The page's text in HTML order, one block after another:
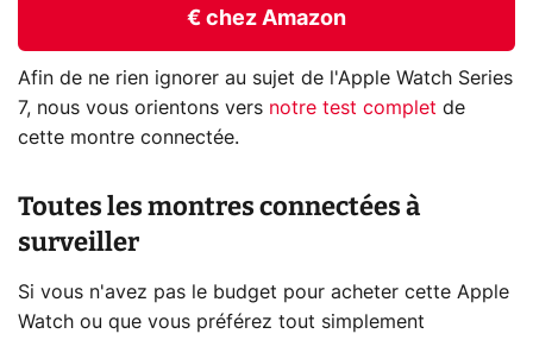
€ chez Amazon
Afin de ne rien ignorer au sujet de l'Apple Watch Series
7, nous vous orientons vers notre test complet de
cette montre connectée.
Toutes les montres connectées à
surveiller
Si vous n'avez pas le budget pour acheter cette Apple
Watch ou que vous préférez tout simplement